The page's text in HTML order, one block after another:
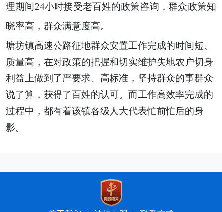
理期间24小时接受老百姓的政策咨询，群众政策知
晓率高，群众满意度高。
塘坊镇高速公路征地群众安置工作完成的时间短、
质量高，在对政策的把握和切实维护失地农户切身
利益上做到了严要求、高标准，坚持群众的事群众
说了算，获得了百姓的认可。而工作高效率完成的
过程中，都有着该镇各级人大代表忙前忙后的身
影。